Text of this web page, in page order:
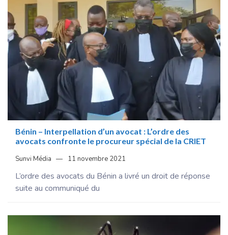
Bénin – Interpellation d’un avocat : L’ordre des
avocats confronte le procureur spécial de la CRIET
Sunvi Média 11 novembre 2021
L’ordre des avocats du Bénin a livré un droit de réponse
suite au communiqué du